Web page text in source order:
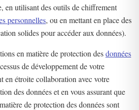
en utilisant des outils de chiffrement
personnelles, ou en mettant en place des
solides pour accéder aux données).
en matière de protection desdonnées
de développement de votre
en étroite collaboration avec votre
des données et en vous assurant que
de protection des données sont